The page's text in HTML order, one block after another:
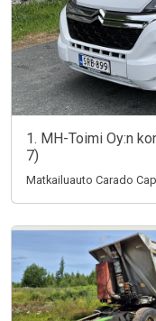
1. MH-Toimi Oy:n
7)
Matkailuauto Carado